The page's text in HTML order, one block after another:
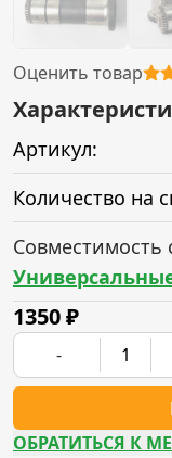
Оценить товар
Артикул:
Количество на
Совместимость
1350₽
-
ОБРАТИТЬСЯ К